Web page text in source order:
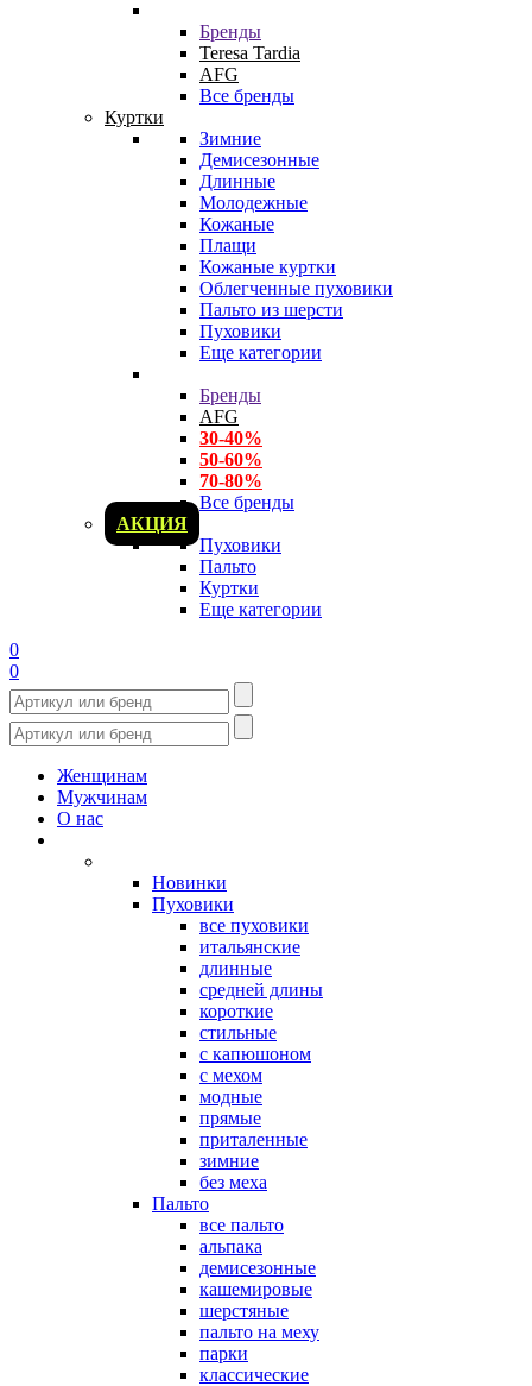
Бренды
Teresa Tardia
AFG
Все бренды
Куртки
Зимние
Демисезонные
Длинные
Молодежные
Кожаные
Плащи
Кожаные куртки
Облегченные пуховики
Пальто из шерсти
Пуховики
Еще категории
Бренды
AFG
30-40%
50-60%
70-80%
Все бренды
АКЦИЯ
Пуховики
Пальто
Куртки
Еще категории
0
0
Женщинам
Мужчинам
О нас
Новинки
Пуховики
все пуховики
итальянские
длинные
средней длины
короткие
стильные
с капюшоном
с мехом
модные
прямые
приталенные
зимние
без меха
Пальто
все пальто
альпака
демисезонные
кашемировые
шерстяные
пальто на меху
парки
классические